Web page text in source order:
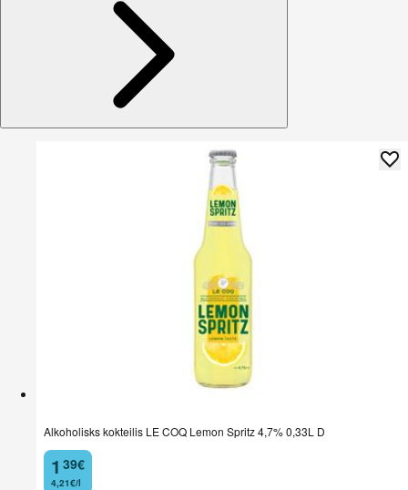
Alkoholisks kokteilis LE COQ Lemon Spritz 4,7% 0,33L D
1
. 39€
4,21€/l